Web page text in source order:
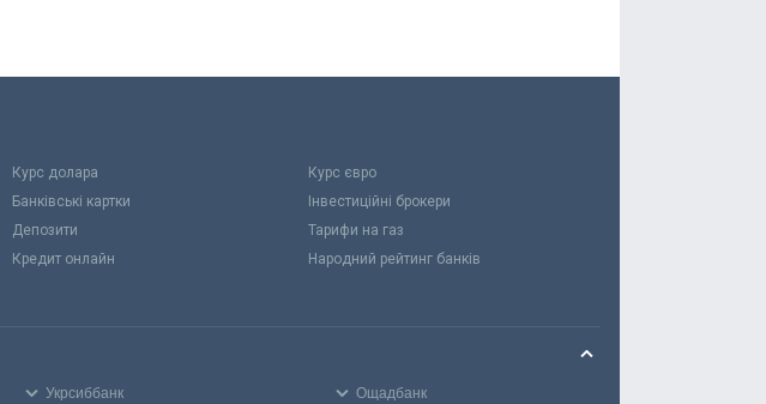
Курс долара
Курс євро
Банківські картки
Інвестиційні брокери
Депозити
Тарифи на газ
Кредит онлайн
Народний рейтинг банків
Укрсиббанк
Ощадбанк